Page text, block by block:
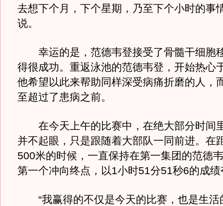
去想下个月，下个星期，乃至下个小时的事
说。
幸运的是，范德韦登接受了骨髓干细胞
得很成功。重返泳池的范德韦登，开始热心
他希望以此来帮助同样深受病痛折磨的人，
至超过了患病之前。
在今天上午的比赛中，在绝大部分时间
并不起眼，只是跟随着大部队一同前进。在
500米的时候，一直保持在第一集团的范德
第一个冲向终点，以1小时51分51秒6的成绩
“我赢得的不仅是今天的比赛，也是生活